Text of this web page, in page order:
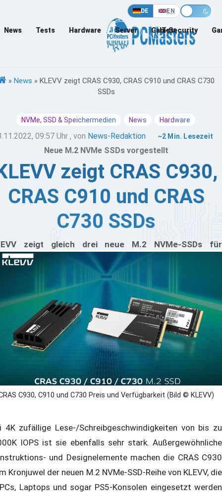
DE EN
News Tests Hardware Server Games
IT-Security
» News » KLEVV zeigt CRAS C930, CRAS C910 und CRAS C730
SSDs
NVMe, SSD & Speichermedien News Hardware
09:57 Uhr , von News-Redaktion ~2 Min. Lesezeit
Neue M.2 NVMe SSDs vorgestellt
zeigt CRAS C930,
CRAS C910 und CRAS
C730 SSDs
zeigt gleich drei neue M.2 NVMe-SSDs für
die CRAS C930, CRAS C910 und CRAS C730.
neue CRAS M.2 NVMe SSD-Serie soll eine breite
von Nutzern bedienen und Einsteigern bis hin zu
erreichen. Mit einer Lebensdauer von 1.500
und einem hohen Anteil an DRAM-Cache-Puffer ist
CRAS C930 für harte Arbeitslasten ausgelegt. Dank der
Gen4 x4-Schnittstelle, die von NVMe 1.4 unterstützt,
sie sequenzielle Lese-/Schreibgeschwindigkeiten
bis zu 7.400/6.800 MB/s bei 2 TB maximaler Kapazität.
C930, C910 und C730 Preis und Verfügbarkeit (Bild © KLEVV)
4K zufällige Lese-/Schreibgeschwindigkeiten von bis zu
IOPS ist sie ebenfalls sehr stark. Außergewöhnliche
und Designelemente machen die CRAS C930
Kronjuwel der neuen M.2 NVMe-SSD-Reihe von KLEVV, die
Laptops und sogar PS5-Konsolen eingesetzt werden